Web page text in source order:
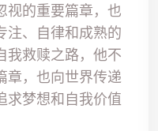
视的重要篇章，也
注、自律和成熟的
我救赎之路，他不
章，也向世界传递
求梦想和自我价值